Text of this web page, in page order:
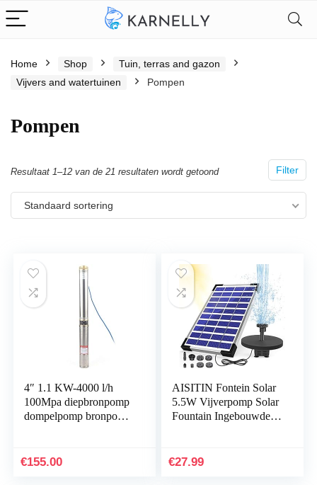
Home Shop
Tuin, terras and gazon
Vijvers and watertuinen
Pompen
Pompen
Filter
Resultaat 1–12 van de 21 resultaten wordt getoond
Standaard sortering
4″ 1.1 KW-4000 l/h
100Mpa diepbronpomp
dompelpomp bronpomp
waterpomp zandige
€155.00
AISITIN Fontein Solar
5.5W Vijverpomp Solar
Fountain Ingebouwde
Tuinvogelbadvijver
€27.99